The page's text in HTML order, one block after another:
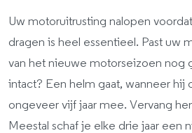
Uw motoruitrusting nalopen
dragen is heel essentieel. Past uw
van het nieuwe motorseizoen nog
intact? Een helm gaat, wanneer hij
ongeveer vijf jaar mee. Vervang
Meestal schaf je elke drie jaar een